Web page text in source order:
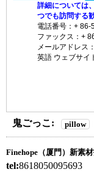
詳細については
つでも訪問する
電話番号：+
ファックス：+
メールアドレス
英語 ウェブサイ
鬼ごっこ: pillow
Finehope（厦門）新素
tel:8618050095693